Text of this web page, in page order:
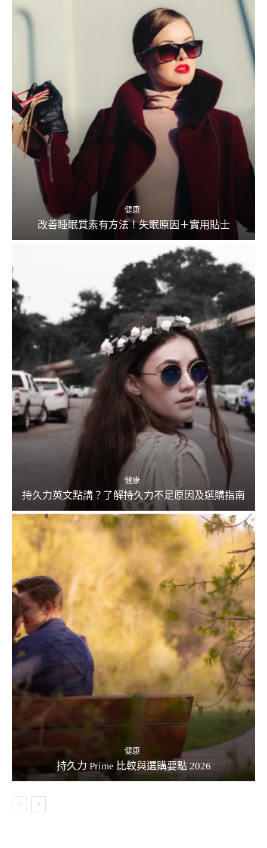
健康
改善睡眠質素有方法！失眠原因＋實用貼士
健康
持久力英文點講？了解持久力不足原因及選購指南
健康
持久力 Prime 比較與選購要點 2026